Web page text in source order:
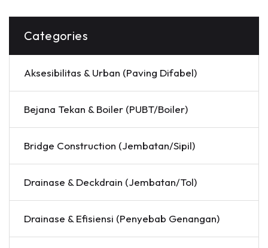
Categories
Aksesibilitas & Urban (Paving Difabel)
Bejana Tekan & Boiler (PUBT/Boiler)
Bridge Construction (Jembatan/Sipil)
Drainase & Deckdrain (Jembatan/Tol)
Drainase & Efisiensi (Penyebab Genangan)